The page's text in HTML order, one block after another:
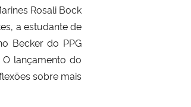
Rosali Bock
a estudante de
Becker do PPG
O lançamento do
sobre mais